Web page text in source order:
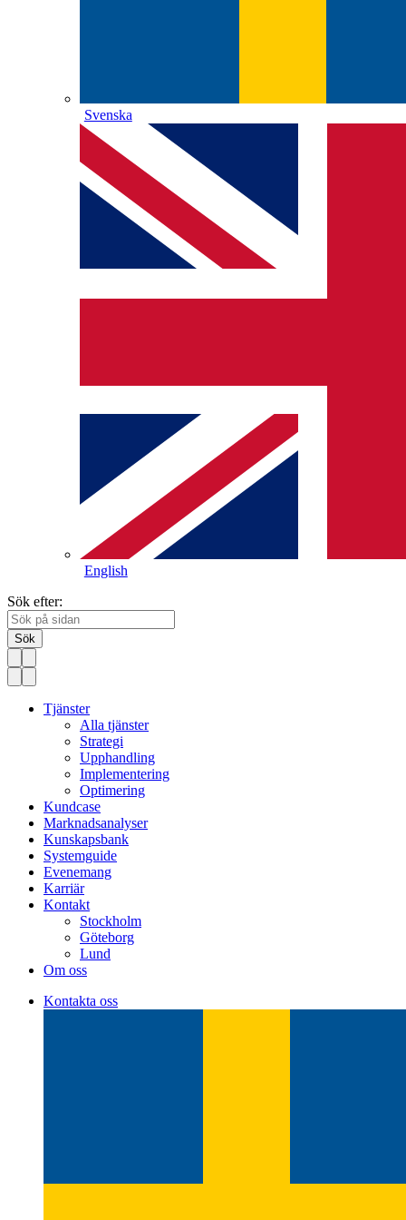
Svenska
English
Sök efter:
Sök
Tjänster
Alla tjänster
Strategi
Upphandling
Implementering
Optimering
Kundcase
Marknadsanalyser
Kunskapsbank
Systemguide
Evenemang
Karriär
Kontakt
Stockholm
Göteborg
Lund
Om oss
Kontakta oss